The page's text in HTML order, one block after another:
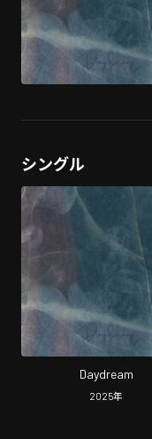
シングル
Daydream
2025年